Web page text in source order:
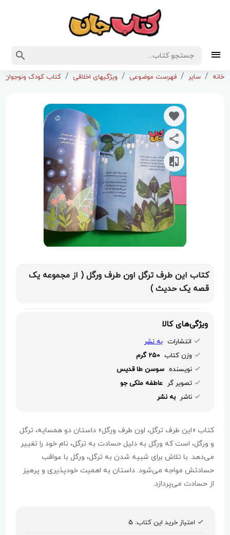
خانه سایر فهرست موضوعی ویژگیهای اخلاقی کتاب کودک
کتاب این طرف ترگل اون طرف ورگل ( از مجموعه یک
قصه یک حدیث )
ویژگی‌های کالا
انتشارات به نشر
وزن کتاب 250 گرم
نویسنده سوسن طا قدیس
تصویر گر عاطفه ملکی جو
ناشر به نشر
کتاب «این طرف ترگل، اون طرف ورگل» داستان دو همسایه، ترگل
و ورگل، است که ورگل به دلیل حسادت به ترگل، نام خود را تغییر
می‌دهد. با تلاش برای شبیه شدن به ترگل، ورگل با عواقب
حسادتش مواجه می‌شود. داستان به اهمیت خودپذیری و پرهیز
از حسادت می‌پردازد.
امتیاز خرید این کتاب: 5